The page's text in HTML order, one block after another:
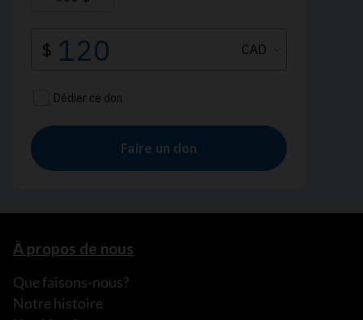
À propos de nous
Que faisons-nous?
Notre histoire